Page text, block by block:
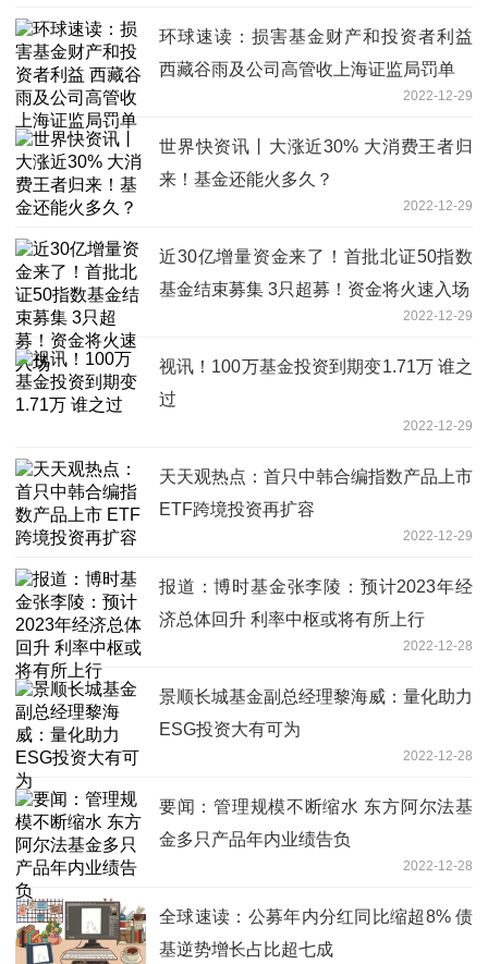
环球速读：损害基金财产和投资者利益
西藏谷雨及公司高管收上海证监局罚单
2022-12-29
世界快资讯丨大涨近30% 大消费王者归
来！基金还能火多久？
2022-12-29
近30亿增量资金来了！首批北证50指数
基金结束募集 3只超募！资金将火速入场
2022-12-29
视讯！100万基金投资到期变1.71万 谁之
过
2022-12-29
天天观热点：首只中韩合编指数产品上市
ETF跨境投资再扩容
2022-12-29
报道：博时基金张李陵：预计2023年经
济总体回升 利率中枢或将有所上行
2022-12-28
景顺长城基金副总经理黎海威：量化助力
ESG投资大有可为
2022-12-28
要闻：管理规模不断缩水 东方阿尔法基
金多只产品年内业绩告负
2022-12-28
全球速读：公募年内分红同比缩超8% 债
基逆势增长占比超七成